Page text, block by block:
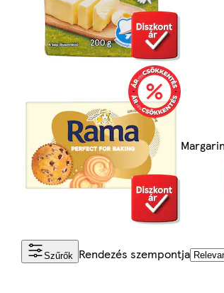
Margarin
Szűrők Rendezés szempontja